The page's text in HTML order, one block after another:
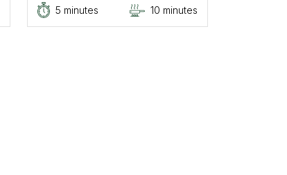
5 minutes 10 minutes